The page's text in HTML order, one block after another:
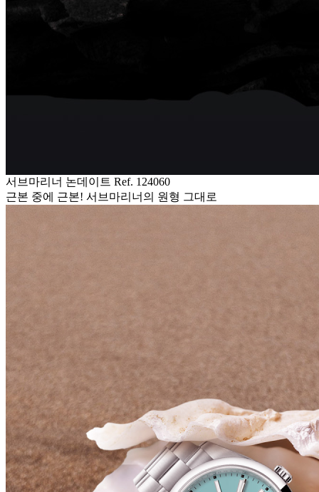
서브마리너 논데이트 Ref. 124060
근본 중에 근본! 서브마리너의 원형 그대로